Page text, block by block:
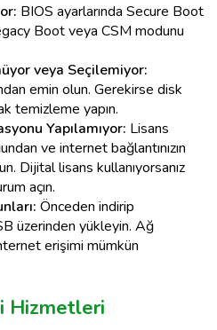
BIOS ayarlarında Secure Boot
Boot veya CSM modunu
veya Seçilemiyor:
emin olun. Gerekirse disk
temizleme yapın.
Yapılamıyor: Lisans
ve internet bağlantınızın
Dijital lisans kullanıyorsanız
açın.
Önceden indirip
üzerinden yükleyin. Ağ
erişimi mümkün
Hizmetleri